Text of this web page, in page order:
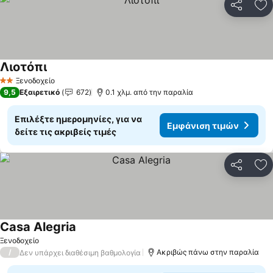
2 ΑστέριαΞενοδοχείο
ΛιοτόπιΕμφάνιση τιμών
9,5 Εξαιρετικό 672 0.1 χλμ. από την παραλία
Επιλέξτε ημερομηνίες, για να
δείτε τις ακριβείς τιμές
Εμφάνιση τιμών
Ξενοδοχείο
Casa Alegria
/ Δεν υπάρχει διαθέσιμη βαθμολογία Ακριβώς πάνω στην παραλία